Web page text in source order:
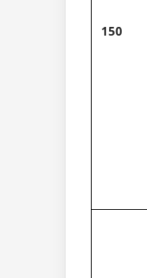
150